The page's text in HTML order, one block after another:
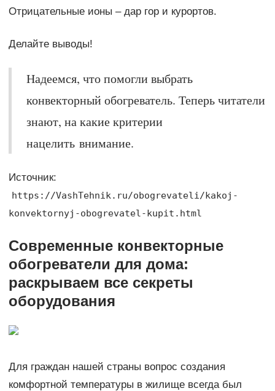
Отрицательные ионы – дар гор и курортов.
Делайте выводы!
Надеемся, что помогли выбрать
конвекторный обогреватель. Теперь читатели
знают, на какие критерии
нацелить внимание.
Источник:
https://VashTehnik.ru/obogrevateli/kakoj-
konvektornyj-obogrevatel-kupit.html
Современные конвекторные
обогреватели для дома:
раскрываем все секреты
оборудования
Для граждан нашей страны вопрос создания
комфортной температуры в жилище всегда был